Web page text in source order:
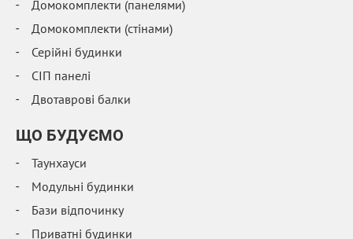
Домокомплекти (панелями)
Домокомплекти (стінами)
Серійні будинки
СІП панелі
Двотаврові балки
ЩО БУДУЄМО
Таунхауси
Модульні будинки
Бази відпочинку
Приватні будинки